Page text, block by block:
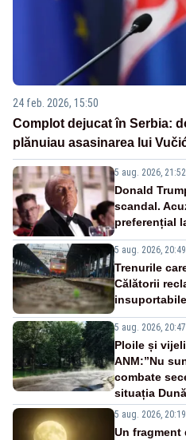
24 feb. 2026, 15:50
Complot dejucat în Serbia:
plănuiau asasinarea lui
5 aug. 2026, 21:52
Donald
scandal.
preferențial
5 aug. 2026, 20:49
Trenurile
Călătorii
insuportabile
5 aug. 2026, 20:47
Ploile și
ANM:”Nu
combate
situația
5 aug. 2026, 20:19
Un fragment